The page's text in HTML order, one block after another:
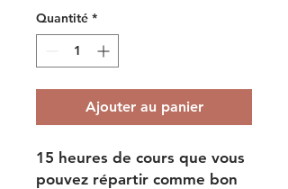
Quantité *
Ajouter au panier
15 heures de cours que vous
pouvez répartir comme bon